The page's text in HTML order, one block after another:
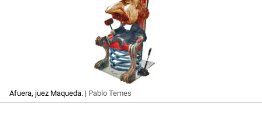
Afuera, juez Maqueda. | Pablo Temes